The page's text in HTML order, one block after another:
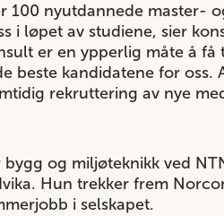
100 nyutdannede master-
i løpet av studiene, sier
er en ypperlig måte å
beste kandidatene for
rekruttering av nye
bygg og miljøteknikk ved
Hun trekker frem
i selskapet.